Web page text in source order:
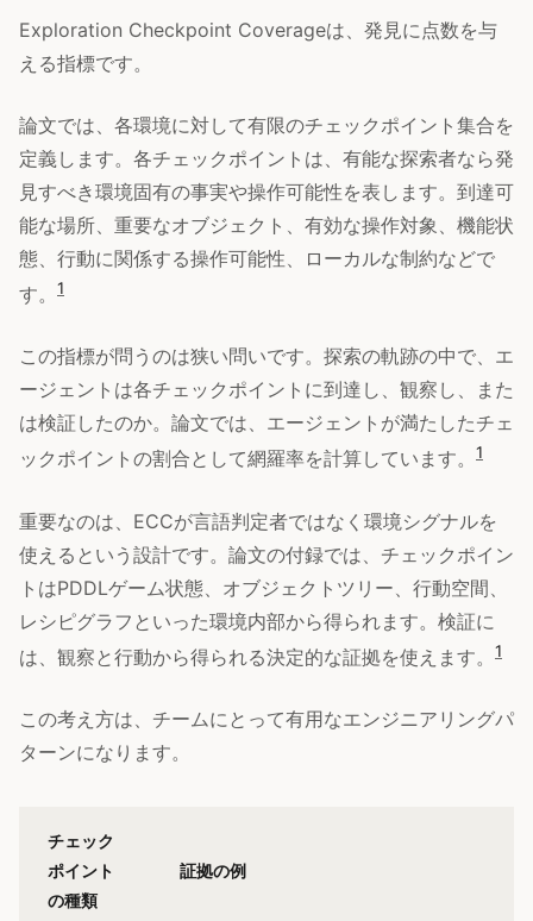
Exploration Checkpoint Coverageは、発見に点数を与
える指標です。
論文では、各環境に対して有限のチェックポイント集合を
定義します。各チェックポイントは、有能な探索者なら発
見すべき環境固有の事実や操作可能性を表します。到達可
能な場所、重要なオブジェクト、有効な操作対象、機能状
態、行動に関係する操作可能性、ローカルな制約などで
す。
1
この指標が問うのは狭い問いです。探索の軌跡の中で、エ
ージェントは各チェックポイントに到達し、観察し、また
は検証したのか。論文では、エージェントが満たしたチェ
ックポイントの割合として網羅率を計算しています。
1
重要なのは、ECCが言語判定者ではなく環境シグナルを
使えるという設計です。論文の付録では、チェックポイン
トはPDDLゲーム状態、オブジェクトツリー、行動空間、
レシピグラフといった環境内部から得られます。検証に
は、観察と行動から得られる決定的な証拠を使えます。
1
この考え方は、チームにとって有用なエンジニアリングパ
ターンになります。
チェック
ポイント
の種類
証拠の例